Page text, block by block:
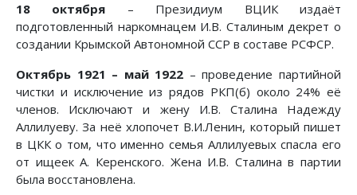
18 октября – Президиум ВЦИК издаёт
подготовленный наркомнацем И.В. Сталиным декрет о
создании Крымской Автономной ССР в составе РСФСР.
Октябрь 1921 – май 1922 – проведение партийной
чистки и исключение из рядов РКП(б) около 24% её
членов. Исключают и жену И.В. Сталина Надежду
Аллилуеву. За неё хлопочет В.И.Ленин, который пишет
в ЦКК о том, что именно семья Аллилуевых спасла его
от ищеек А. Керенского. Жена И.В. Сталина в партии
была восстановлена.